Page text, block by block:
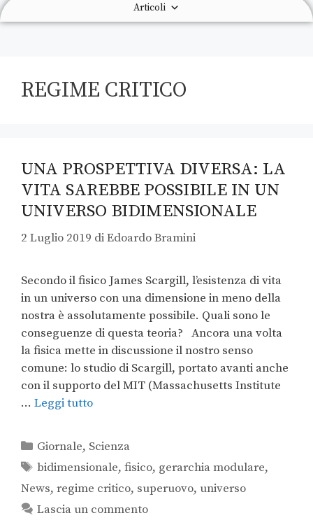
Articoli
REGIME CRITICO
UNA PROSPETTIVA DIVERSA: LA
VITA SAREBBE POSSIBILE IN UN
UNIVERSO BIDIMENSIONALE
2 Luglio 2019 diEdoardo Bramini
Secondo il fisico James Scargill, l’esistenza di vita
in un universo con una dimensione in meno della
nostra è assolutamente possibile. Quali sono le
conseguenze di questa teoria? Ancora una volta
la fisica mette in discussione il nostro senso
comune: lo studio di Scargill, portato avanti anche
con il supporto del MIT (Massachusetts Institute
… Leggi tutto
Giornale, Scienza
bidimensionale,fisico, gerarchia modulare,
News, regime critico, superuovo, universo
Lascia un commento